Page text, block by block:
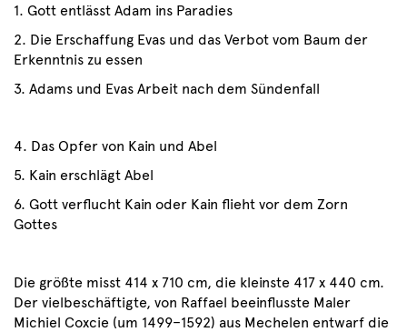
1. Gott entlässt Adam ins Paradies
2. Die Erschaffung Evas und das Verbot vom Baum der
Erkenntnis zu essen
3. Adams und Evas Arbeit nach dem Sündenfall
4. Das Opfer von Kain und Abel
5. Kain erschlägt Abel
6. Gott verflucht Kain oder Kain flieht vor dem Zorn
Gottes
Die größte misst 414 x 710 cm, die kleinste 417 x 440 cm.
Der vielbeschäftigte, von Raffael beeinflusste Maler
Michiel Coxcie (um 1499–1592) aus Mechelen entwarf die